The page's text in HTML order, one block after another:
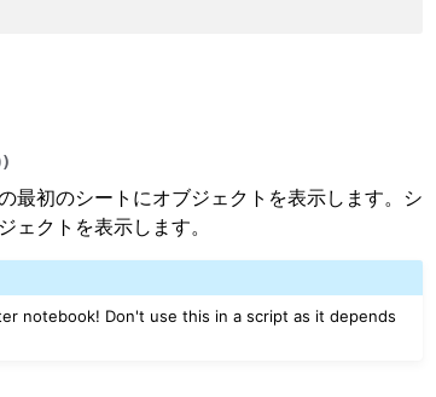
)
最初のシートにオブジェクトを表示します。シ
ェクトを表示します。
notebook! Don't use this in a script as it depends